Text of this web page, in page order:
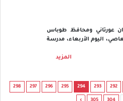
عورتاني ومحافظ طوباس
اليوم الأربعاء، مدرسة
المزيد
292
293
294
295
296
297
298